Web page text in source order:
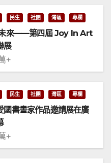
民生 社團 灣區 專欄
來——第四屆 Joy In Art
展
+
民生 社團 灣區 專欄
國書畫家作品邀請展在廣
+